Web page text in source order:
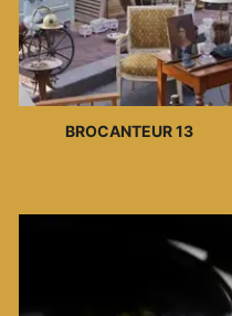
BROCANTEUR 13